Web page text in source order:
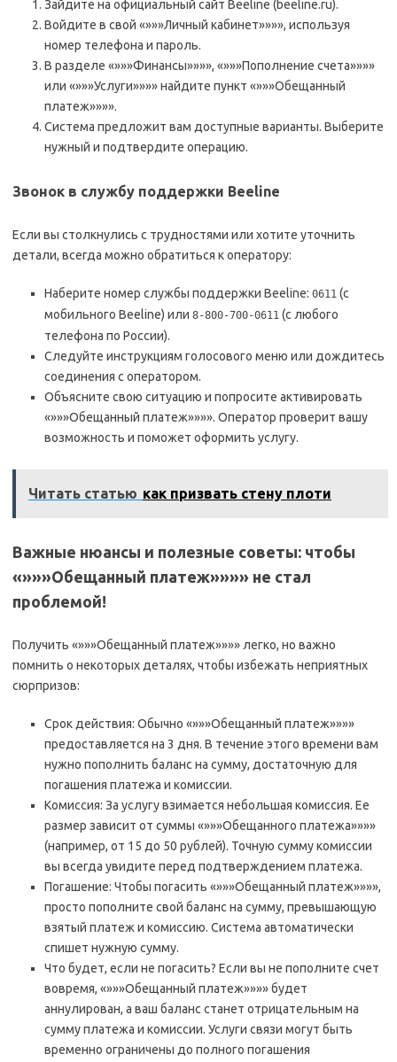
Зайдите на официальный сайт Beeline (beeline.ru).
Войдите в свой «»»»Личный кабинет»»»», используя
номер телефона и пароль.
В разделе «»»»Финансы»»»», «»»»Пополнение счета»»»»
или «»»»Услуги»»»» найдите пункт «»»»Обещанный
платеж»»»».
Система предложит вам доступные варианты. Выберите
нужный и подтвердите операцию.
Звонок в службу поддержки Beeline
Если вы столкнулись с трудностями или хотите уточнить
детали, всегда можно обратиться к оператору:
Наберите номер службы поддержки Beeline: 0611 (с
мобильного Beeline) или 8-800-700-0611 (с любого
телефона по России).
Следуйте инструкциям голосового меню или дождитесь
соединения с оператором.
Объясните свою ситуацию и попросите активировать
«»»»Обещанный платеж»»»». Оператор проверит вашу
возможность и поможет оформить услугу.
Читать статью как призвать стену плоти
Важные нюансы и полезные советы: чтобы
«»»»Обещанный платеж»»»» не стал
проблемой!
Получить «»»»Обещанный платеж»»»» легко, но важно
помнить о некоторых деталях, чтобы избежать неприятных
сюрпризов:
Срок действия: Обычно «»»»Обещанный платеж»»»»
предоставляется на 3 дня. В течение этого времени вам
нужно пополнить баланс на сумму, достаточную для
погашения платежа и комиссии.
Комиссия: За услугу взимается небольшая комиссия. Ее
размер зависит от суммы «»»»Обещанного платежа»»»»
(например, от 15 до 50 рублей). Точную сумму комиссии
вы всегда увидите перед подтверждением платежа.
Погашение: Чтобы погасить «»»»Обещанный платеж»»»»,
просто пополните свой баланс на сумму, превышающую
взятый платеж и комиссию. Система автоматически
спишет нужную сумму.
Что будет, если не погасить? Если вы не пополните счет
вовремя, «»»»Обещанный платеж»»»» будет
аннулирован, а ваш баланс станет отрицательным на
сумму платежа и комиссии. Услуги связи могут быть
временно ограничены до полного погашения